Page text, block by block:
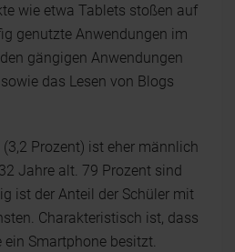
wie etwa Tablets stoßen auf
genutzte Anwendungen im
gängigen Anwendungen
das Lesen von Blogs
(3,2 Prozent) ist eher männlich
Jahre alt. 79 Prozent sind
ist der Anteil der Schüler mit
Charakteristisch ist, dass
ein Smartphone besitzt.